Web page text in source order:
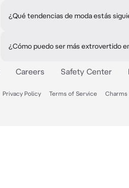
¿Qué tendencias de moda estás
¿Cómo puedo ser más extrovertido
Careers Safety Center
Privacy Policy Terms of Service Charms